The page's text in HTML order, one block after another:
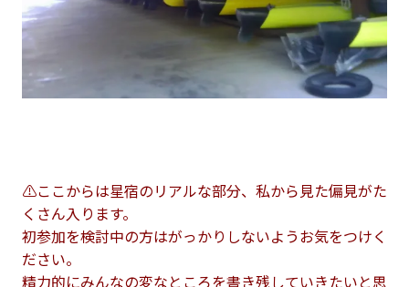
⚠ここからは星宿のリアルな部分、私から見た偏見がた
くさん入ります。
初参加を検討中の方はがっかりしないようお気をつけく
ださい。
精力的にみんなの変なところを書き残していきたいと思